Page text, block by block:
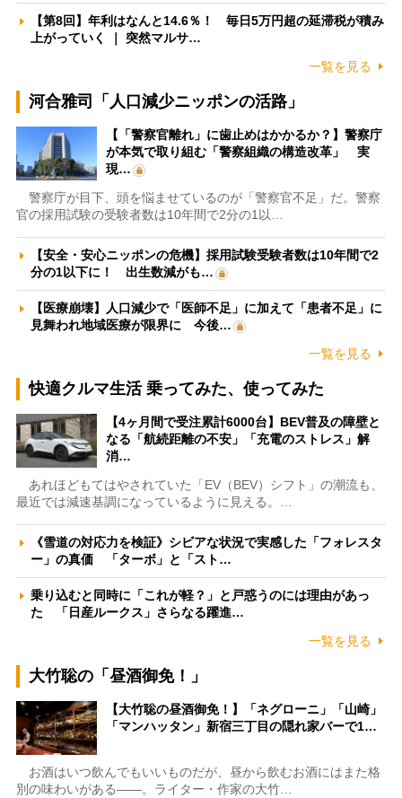
【第8回】年利はなんと14.6％！ 毎日5万円超の延滞税が積み
上がっていく ｜ 突然マルサ…
一覧を見る
河合雅司「人口減少ニッポンの活路」
【「警察官離れ」に歯止めはかかるか？】警察庁
が本気で取り組む「警察組織の構造改革」 実
現…
警察庁が目下、頭を悩ませているのが「警察官不足」だ。警察
官の採用試験の受験者数は10年間で2分の1以…
【安全・安心ニッポンの危機】採用試験受験者数は10年間で2
分の1以下に！ 出生数減がも…
【医療崩壊】人口減少で「医師不足」に加えて「患者不足」に
見舞われ地域医療が限界に 今後…
一覧を見る
快適クルマ生活 乗ってみた、使ってみた
【4ヶ月間で受注累計6000台】BEV普及の障壁と
なる「航続距離の不安」「充電のストレス」解
消…
あれほどもてはやされていた「EV（BEV）シフト」の潮流も、
最近では減速基調になっているように見える。…
《雪道の対応力を検証》シビアな状況で実感した「フォレスタ
ー」の真価 「ターボ」と「スト…
乗り込むと同時に「これが軽？」と戸惑うのには理由があっ
た 「日産ルークス」さらなる躍進…
一覧を見る
大竹聡の「昼酒御免！」
【大竹聡の昼酒御免！】「ネグローニ」「山崎」
「マンハッタン」新宿三丁目の隠れ家バーで1…
お酒はいつ飲んでもいいものだが、昼から飲むお酒にはまた格
別の味わいがある――。ライター・作家の大竹…